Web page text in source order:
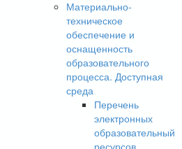
Материально-
техническое
обеспечение и
оснащенность
образовательного
процесса. Доступная
среда
Перечень
электронных
образовательный
ресурсов